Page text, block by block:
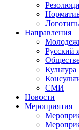
Направления
Русский
Культура
СМИ
Новости
Мероприятия